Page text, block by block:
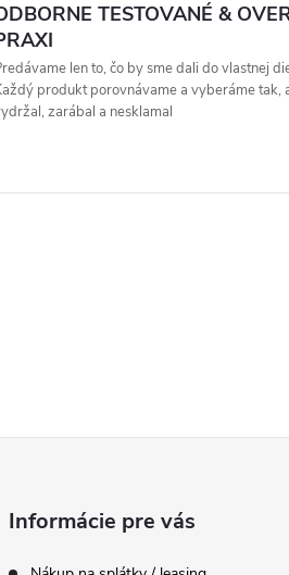
TESTOVANÉ &
len to, čo by sme dali do vlastnej
produkt porovnávame a vyberáme tak,
zarábal a nesklamal
Informácie pre vás